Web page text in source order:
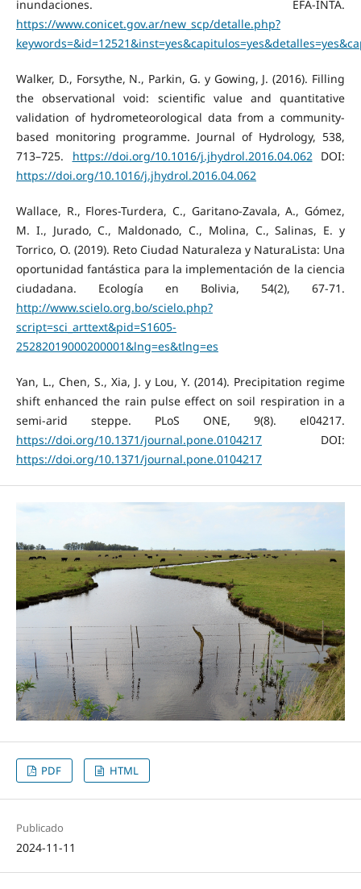
inundaciones. EFA-INTA.
https://www.conicet.gov.ar/new_scp/detalle.php?
Walker, D., Forsythe, N., Parkin, G. y Gowing, J. (2016). Filling
the observational void: scientific value and quantitative
validation of hydrometeorological data from a community-
based monitoring programme. Journal of Hydrology, 538,
713–725. https://doi.org/10.1016/j.jhydrol.2016.04.062DOI:
https://doi.org/10.1016/j.jhydrol.2016.04.062
Wallace, R., Flores-Turdera, C., Garitano-Zavala, A., Gómez,
M. I., Jurado, C., Maldonado, C., Molina, C., Salinas, E. y
Torrico, O. (2019). Reto Ciudad Naturaleza y NaturaLista: Una
oportunidad fantástica para la implementación de la ciencia
ciudadana. Ecología en Bolivia, 54(2), 67-71.
http://www.scielo.org.bo/scielo.php?
script=sci_arttext&pid=S1605-
25282019000200001&lng=es&tlng=es
Yan, L., Chen, S., Xia, J. y Lou, Y. (2014). Precipitation regime
shift enhanced the rain pulse effect on soil respiration in a
semi-arid steppe. PLoS ONE, 9(8). el04217.
https://doi.org/10.1371/journal.pone.0104217DOI:
https://doi.org/10.1371/journal.pone.0104217
PDF HTML
Publicado
2024-11-11